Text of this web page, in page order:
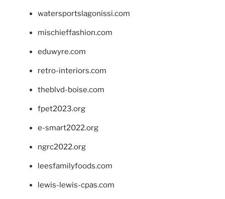
watersportslagonissi.com
mischieffashion.com
eduwyre.com
retro-interiors.com
theblvd-boise.com
fpet2023.org
e-smart2022.org
ngrc2022.org
leesfamilyfoods.com
lewis-lewis-cpas.com